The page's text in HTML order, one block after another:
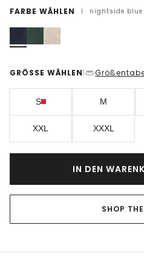
FARBE WÄHLEN | nightside blue
GRÖSSE WÄHLEN |
S M
XXL XXXL
IN DEN
SHOP